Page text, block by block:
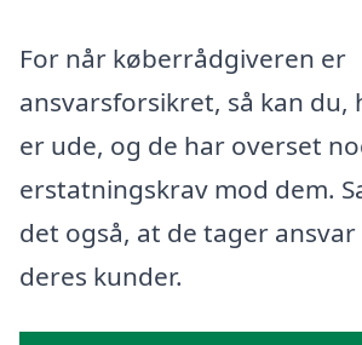
For når køberrådgiveren er
ansvarsforsikret, så kan du,
er ude, og de har overset
erstatningskrav mod dem.
det også, at de tager
deres kunder.